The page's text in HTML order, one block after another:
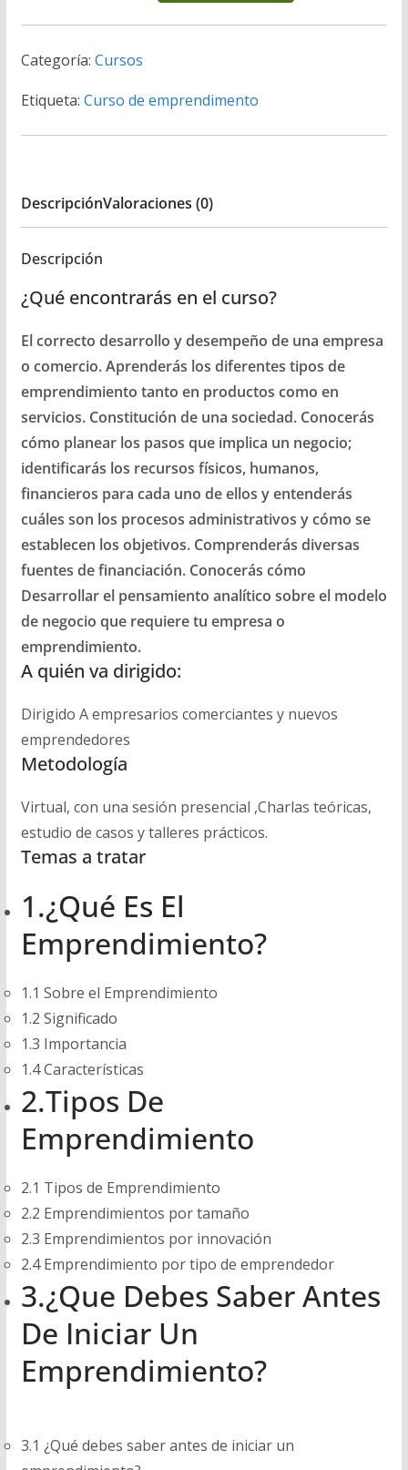
0
.
cantidad
Categoría: Cursos
Etiqueta: Curso de emprendimento
DescripciónValoraciones (0)
Descripción
¿Qué encontrarás en el curso?
El correcto desarrollo y desempeño de una empresa
o comercio.Aprenderás los diferentes tipos de
emprendimiento tanto en productos como en
servicios. Constitución de una sociedad. Conocerás
cómo planear los pasos que implica un negocio;
identificarás los recursos físicos, humanos,
financieros para cada uno de ellos y entenderás
cuáles son los procesos administrativos y cómo se
establecen los objetivos. Comprenderás diversas
fuentes de financiación. Conocerás cómo
Desarrollar el pensamiento analítico sobre el modelo
de negocio que requiere tu empresa o
emprendimiento.
A quién va dirigido:
Dirigido A empresarios comerciantes y nuevos
emprendedores
Metodología
Virtual, con una sesión presencial ,Charlas teóricas,
estudio de casos y talleres prácticos.
Temas a tratar
1.¿Qué Es El
Emprendimiento?
1.1 Sobre el Emprendimiento
1.2 Significado
1.3 Importancia
1.4 Características
2.Tipos De
Emprendimiento
2.1 Tipos de Emprendimiento
2.2 Emprendimientos por tamaño
2.3 Emprendimientos por innovación
2.4 Emprendimiento por tipo de emprendedor
3.¿Que Debes Saber Antes
De Iniciar Un
Emprendimiento?
3.1 ¿Qué debes saber antes de iniciar un